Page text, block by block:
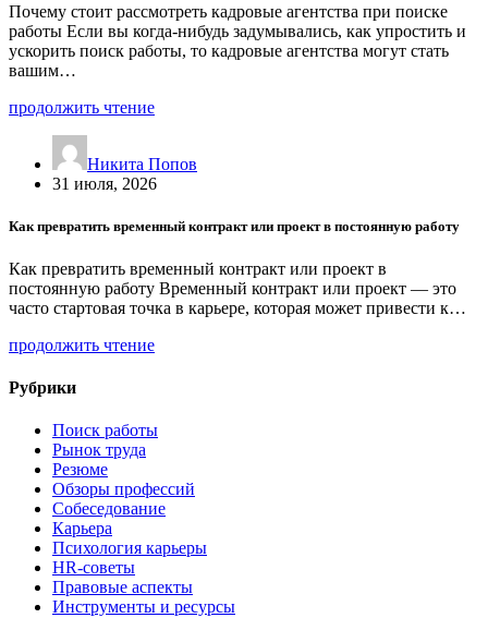
Почему стоит рассмотреть кадровые агентства при поиске
работы Если вы когда-нибудь задумывались, как упростить и
ускорить поиск работы, то кадровые агентства могут стать
вашим…
продолжить чтение
Никита Попов
31 июля, 2026
Как превратить временный контракт или проект в постоянную работу
Как превратить временный контракт или проект в
постоянную работу Временный контракт или проект — это
часто стартовая точка в карьере, которая может привести к…
продолжить чтение
Рубрики
Поиск работы
Рынок труда
Резюме
Обзоры профессий
Собеседование
Карьера
Психология карьеры
HR-советы
Правовые аспекты
Инструменты и ресурсы